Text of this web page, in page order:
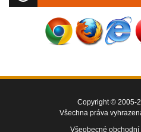
Copyright © 2005-
Všechna práva
Všeobecné